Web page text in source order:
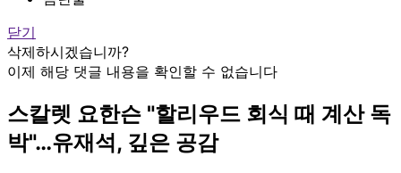
닫기
삭제하시겠습니까?
이제 해당 댓글 내용을 확인할 수 없습니다
스칼렛 요한슨 "할리우드 회식 때 계산 독
박"…유재석, 깊은 공감